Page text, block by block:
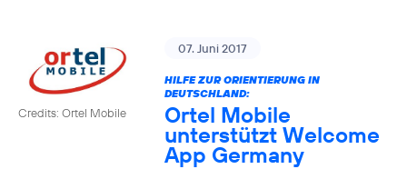
Credits: Ortel Mobile
07. Juni 2017
HILFE ZUR ORIENTIERUNG IN
DEUTSCHLAND:
Ortel Mobile
unterstützt Welcome
App Germany